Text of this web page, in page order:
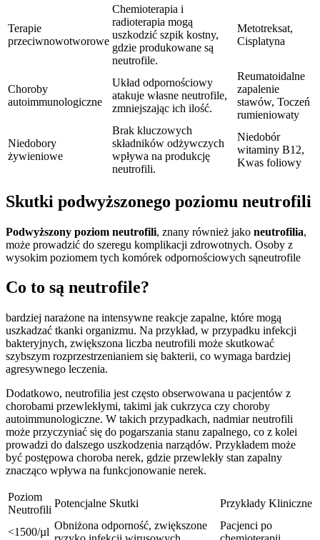
Terapie
przeciwnowotworowe
Chemioterapia i
radioterapia mogą
uszkodzić szpik kostny,
gdzie produkowane są
neutrofile.
Metotreksat,
Cisplatyna
Choroby
autoimmunologiczne
Układ odpornościowy
atakuje własne neutrofile,
zmniejszając ich ilość.
Reumatoidalne
zapalenie
stawów, Toczeń
rumieniowaty
Niedobory
żywieniowe
Brak kluczowych
składników odżywczych
wpływa na produkcję
neutrofili.
Niedobór
witaminy B12,
Kwas foliowy
Skutki podwyższonego poziomu neutrofili
Podwyższony poziom neutrofili, znany również jako neutrofilia,
może prowadzić do szeregu komplikacji zdrowotnych. Osoby z
wysokim poziomem tych komórek odpornościowych sąneutrofile
Co to są neutrofile?
bardziej narażone na intensywne reakcje zapalne, które mogą
uszkadzać tkanki organizmu. Na przykład, w przypadku infekcji
bakteryjnych, zwiększona liczba neutrofili może skutkować
szybszym rozprzestrzenianiem się bakterii, co wymaga bardziej
agresywnego leczenia.
Dodatkowo, neutrofilia jest często obserwowana u pacjentów z
chorobami przewlekłymi, takimi jak cukrzyca czy choroby
autoimmunologiczne. W takich przypadkach, nadmiar neutrofili
może przyczyniać się do pogarszania stanu zapalnego, co z kolei
prowadzi do dalszego uszkodzenia narządów. Przykładem może
być postępowa choroba nerek, gdzie przewlekły stan zapalny
znacząco wpływa na funkcjonowanie nerek.
Poziom
Neutrofili
Potencjalne Skutki Przykłady Kliniczne
<1500/µl
Obniżona odporność, zwiększone
Pacjenci po